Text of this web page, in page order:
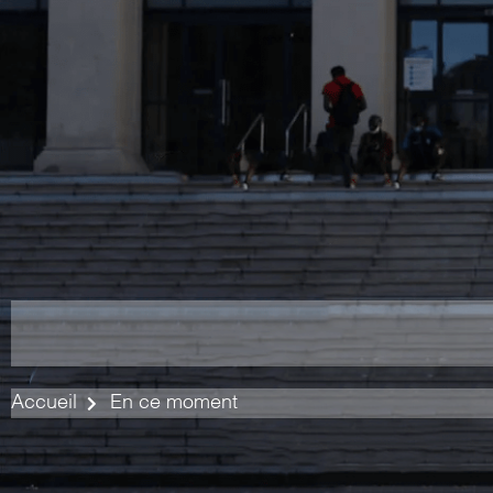
Accueil En ce moment